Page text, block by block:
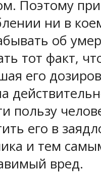
Поэтому
ни в
об
тот факт,
его
пользу
его в
и тем
вред.